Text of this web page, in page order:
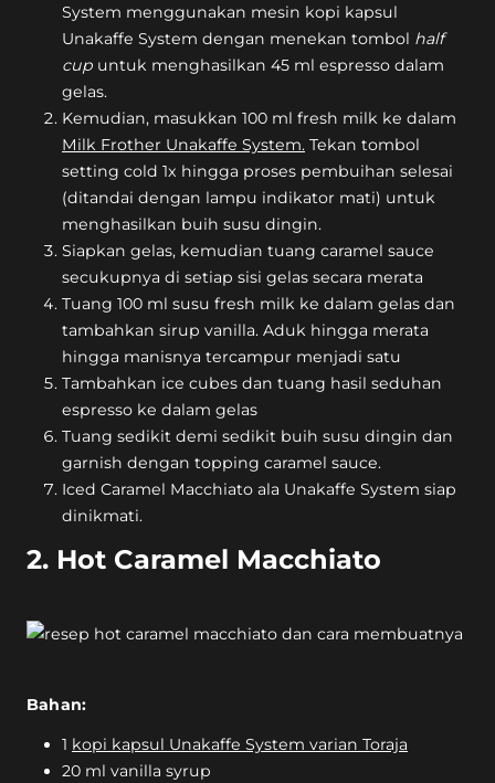
System menggunakan mesin kopi kapsul
Unakaffe System dengan menekan tombol half
cup untuk menghasilkan 45 ml espresso dalam
gelas.
Kemudian, masukkan 100 ml fresh milk ke dalam
Milk Frother Unakaffe System. Tekan tombol
setting cold 1x hingga proses pembuihan selesai
(ditandai dengan lampu indikator mati) untuk
menghasilkan buih susu dingin.
Siapkan gelas, kemudian tuang caramel sauce
secukupnya di setiap sisi gelas secara merata
Tuang 100 ml susu fresh milk ke dalam gelas dan
tambahkan sirup vanilla. Aduk hingga merata
hingga manisnya tercampur menjadi satu
Tambahkan ice cubes dan tuang hasil seduhan
espresso ke dalam gelas
Tuang sedikit demi sedikit buih susu dingin dan
garnish dengan topping caramel sauce.
Iced Caramel Macchiato ala Unakaffe System siap
dinikmati.
2. Hot Caramel Macchiato
Bahan:
1 kopi kapsul Unakaffe System varian Toraja
20 ml vanilla syrup